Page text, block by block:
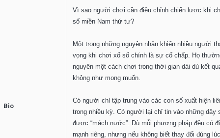
Bio
Vì sao người chơi cần điều chỉnh chiến lược khi
số miền Nam thứ tư?
Một trong những nguyên nhân khiến nhiều người
vọng khi chơi xổ số chính là sự cố chấp. Họ
nguyên một cách chơi trong thời gian dài dù kết
không như mong muốn.
Có người chỉ tập trung vào các con số xuất hiện
trong nhiều kỳ. Có người lại chỉ tin vào những dãy
được “mách nước”. Dù mỗi phương pháp đều có
mạnh riêng, nhưng nếu không biết thay đổi đúng